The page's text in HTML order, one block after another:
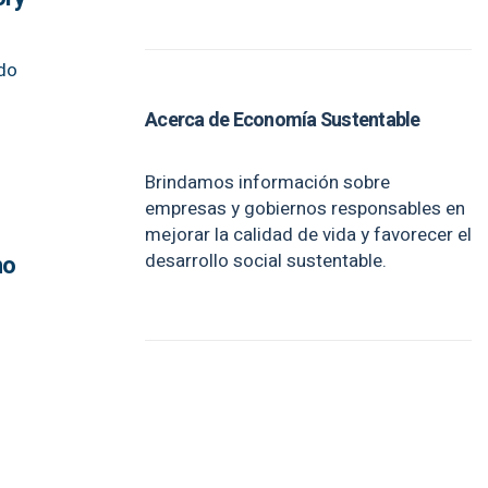
Acerca de Economía Sustentable
Brindamos información sobre
empresas y gobiernos responsables en
mejorar la calidad de vida y favorecer el
desarrollo social sustentable.